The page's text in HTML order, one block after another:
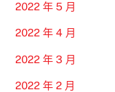
2022 年 5 月
2022 年 4 月
2022 年 3 月
2022 年 2 月